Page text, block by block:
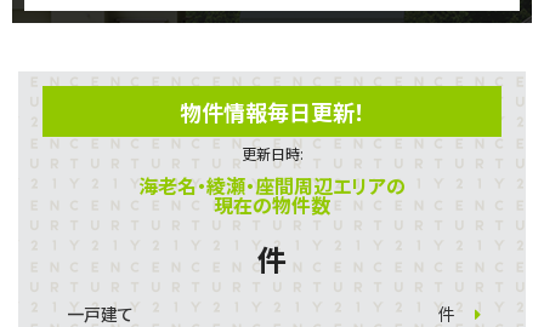
物件情報毎日更新！
更新日時:
海老名・綾瀬・座間周辺エリアの
現在の物件数
件
一戸建て
件